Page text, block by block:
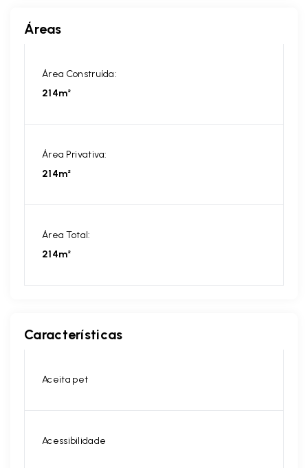
Áreas
Área Construída:
214m²
Área Privativa:
214m²
Área Total:
214m²
Características
Aceita pet
Acessibilidade